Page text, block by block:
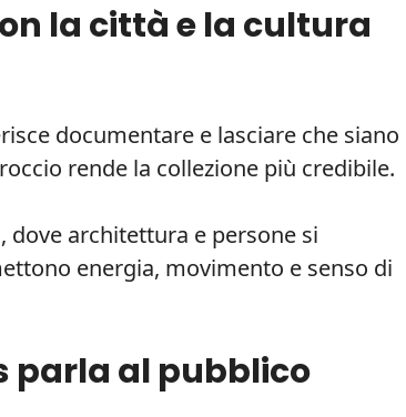
la città e la cultura
documentare e lasciare che siano
rende la collezione più credibile.
dove architettura e persone si
energia, movimento e senso di
parla al pubblico